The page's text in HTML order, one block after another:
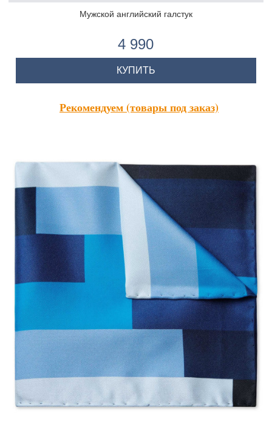
Мужской английский галстук
4 990
КУПИТЬ
Рекомендуем (товары под заказ)